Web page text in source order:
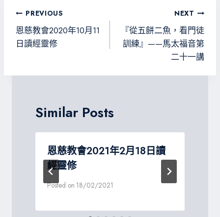
o
ok
er
m
文
章
導
PREVIOUS
恩慈教會2020年10月11
日讀經靈修
NEXT
『從五餅二魚，看門徒
訓練』——馬太福音第
二十一講
Similar Posts
恩慈教會2021年2月18日讀
經靈修
Posted on 18/02/2021